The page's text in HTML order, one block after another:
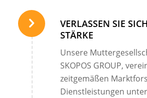
VERLASSEN SIE
STÄRKE
Unsere
SKOPOS GROUP,
zeitgemäßen
Dienstleistungen